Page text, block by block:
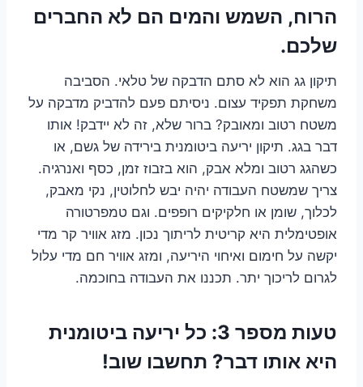
הרוח, השמש והמים הם לא החברים
שלכם.
תיקון גג הוא לא סתם הדבקה של טלאי. הסביבה
משחקת תפקיד עצום. ניסיתם פעם להדביק מדבקה על
משטח רטוב ומאובק? ברור שלא, זה לא יידבק! אותו
דבר בגג. תיקון יריעה ביטומנית בירידה של גשם, או
כשהגג רטוב ומלא אבק, הוא בזבוז זמן, כסף ואנרגיה.
צריך שמשטח העבודה יהיה יבש לחלוטין, נקי מאבק,
לכלוך, שומן או חלקיקים רופפים. וגם טמפרטורה
אופטימלית היא קריטית לריתוך נכון. מזג אוויר קר מדי
יקשה על חימום ואיחוי היריעה, ומזג אוויר חם מדי עלול
לגרום לריכוך יתר. תכננו את העבודה בחוכמה.
טעות מספר 3: כל יריעה ביטומנית
היא אותו דבר? תחשבו שוב!